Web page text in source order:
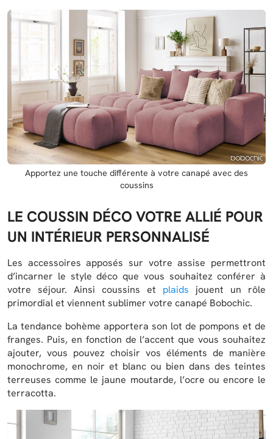
Apportez une touche différente à votre canapé avec des
coussins
LE COUSSIN DÉCO VOTRE ALLIÉ POUR
UN INTÉRIEUR PERSONNALISÉ
Les accessoires apposés sur votre assise permettront
d’incarner le style déco que vous souhaitez conférer à
votre séjour. Ainsi coussins et plaids jouent un rôle
primordial et viennent sublimer votre canapé Bobochic.
La tendance bohème apportera son lot de pompons et de
franges. Puis, en fonction de l’accent que vous souhaitez
ajouter, vous pouvez choisir vos éléments de manière
monochrome, en noir et blanc ou bien dans des teintes
terreuses comme le jaune moutarde, l’ocre ou encore le
terracotta.